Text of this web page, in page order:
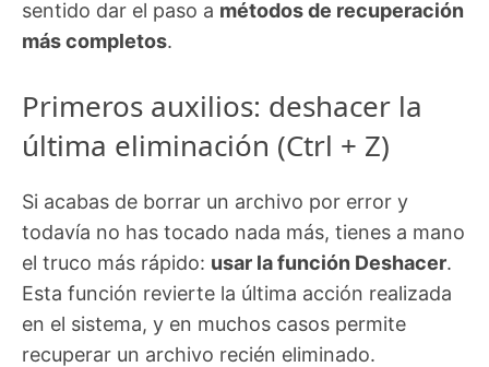
sentido dar el paso a métodos de recuperación
más completos.
Primeros auxilios: deshacer la
última eliminación (Ctrl + Z)
Si acabas de borrar un archivo por error y
todavía no has tocado nada más, tienes a mano
el truco más rápido: usar la función Deshacer.
Esta función revierte la última acción realizada
en el sistema, y en muchos casos permite
recuperar un archivo recién eliminado.